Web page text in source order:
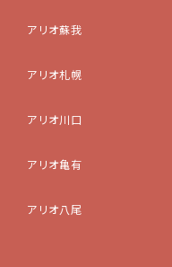
アリオ蘇我
アリオ札幌
アリオ川口
アリオ亀有
アリオ八尾